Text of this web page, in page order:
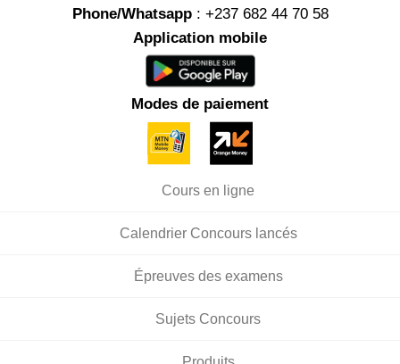
Phone/Whatsapp: +237 682 44 70 58
Application mobile
Modes de paiement
Cours en ligne
Calendrier Concours lancés
Épreuves des examens
Sujets Concours